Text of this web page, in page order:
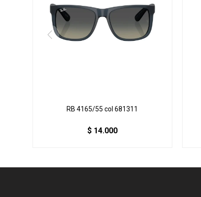
RB 4165/55 col 681311
$ 14.000